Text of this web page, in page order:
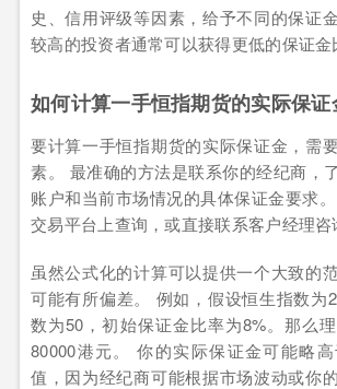
史、信用评级等因素，给予不同的保证
较高的投资者通常可以获得更低的保证金
如何计算一手恒指期货的实际保证
要计算一手恒指期货的实际保证金，需
素。 最准确的方法是联系你的经纪商，
账户和当前市场情况的具体保证金要求
交易平台上查询，或直接联系客户经理咨
虽然公式化的计算可以提供一个大致的
可能有所偏差。 例如，假设恒生指数为
数为50，初始保证金比率为8%。那么
80000港元。 你的实际保证金可能略
值，因为经纪商可能根据市场波动或你